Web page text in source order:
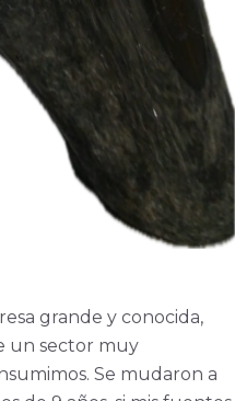
grande y conocida,
un sector muy
Se mudaron a